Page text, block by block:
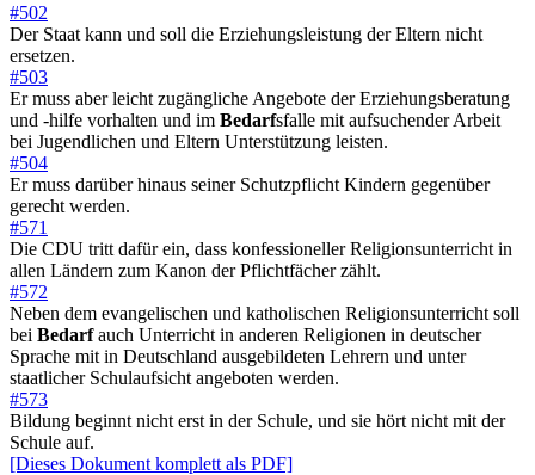
#502
Der Staat kann und soll die Erziehungsleistung der Eltern nicht
ersetzen.
#503
Er muss aber leicht zugängliche Angebote der Erziehungsberatung
und -hilfe vorhalten und im Bedarfsfalle mit aufsuchender Arbeit
bei Jugendlichen und Eltern Unterstützung leisten.
#504
Er muss darüber hinaus seiner Schutzpflicht Kindern gegenüber
gerecht werden.
#571
Die CDU tritt dafür ein, dass konfessioneller Religionsunterricht in
allen Ländern zum Kanon der Pflichtfächer zählt.
#572
Neben dem evangelischen und katholischen Religionsunterricht soll
bei Bedarfauch Unterricht in anderen Religionen in deutscher
Sprache mit in Deutschland ausgebildeten Lehrern und unter
staatlicher Schulaufsicht angeboten werden.
#573
Bildung beginnt nicht erst in der Schule, und sie hört nicht mit der
Schule auf.
[Dieses Dokument komplett als PDF]